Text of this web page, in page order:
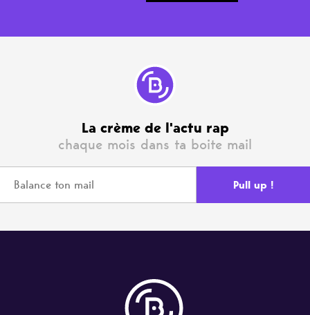
La crème de l'actu rap
chaque mois dans ta boite mail